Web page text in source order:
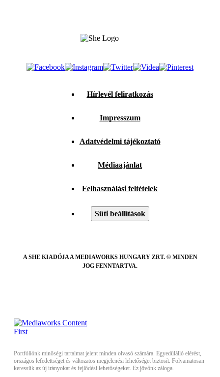
Hírlevél feliratkozás
Impresszum
Adatvédelmi tájékoztató
Médiaajánlat
Felhasználási feltételek
Süti beállítások
A SHE KIADÓJA A MEDIAWORKS HUNGARY ZRT. © MINDEN
JOG FENNTARTVA.
Portfóliónk minőségi tartalmat jelent minden olvasó számára. Egyedülálló elérést,
országos lefedettséget és változatos megjelenési lehetőséget biztosít. Folyamatosan
keressük az új irányokat és fejlődési lehetőségeket. Ez jövőnk záloga.